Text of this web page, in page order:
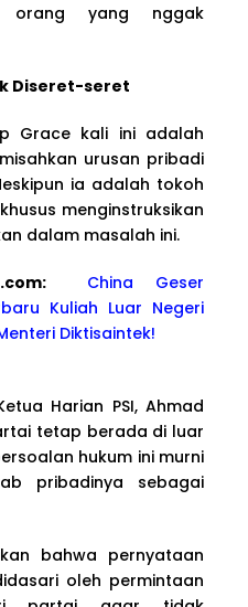
orang yang nggak
Diseret-seret
Grace kali ini adalah
urusan pribadi
ia adalah tokoh
menginstruksikan
dalam masalah ini.
China Geser
Kuliah Luar Negeri
Diktisaintek!
Harian PSI, Ahmad
tetap berada di luar
hukum ini murni
pribadinya sebagai
bahwa pernyataan
oleh permintaan